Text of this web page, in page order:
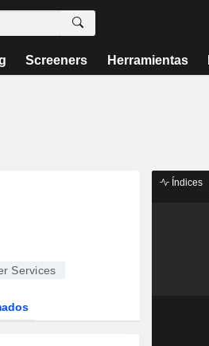
Screeners Herramientas
Services
Índices